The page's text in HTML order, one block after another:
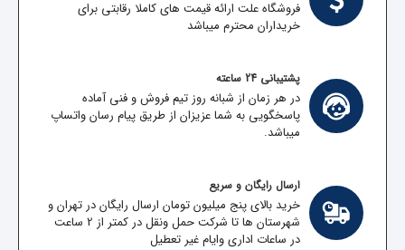
فروشگاه علت ارائه قیمت های کاملا رقابتی برای
خریداران محترم میباشد
پشتیبانی 24 ساعته
در هر زمان از شبانه روز تیم فروش و فنی آماده
پاسخگویی به شما عزیزان از طریق پیام رسان واتساپ
میباشد.
ارسال رایگان و سریع
خرید بالای پنج میلیون تومان ارسال رایگان در تهران و
شهرستان ها تا شرکت حمل ونقل در کمتر از 2 ساعت
در ساعات اداری وایام غیر تعطیل